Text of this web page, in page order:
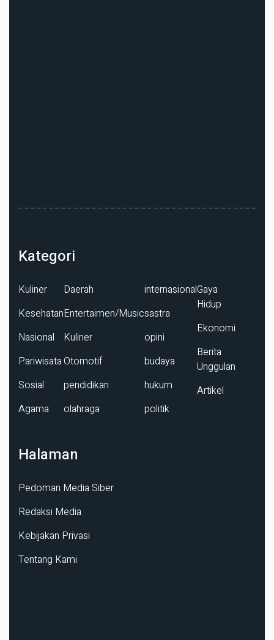
Kategori
Kuliner
Kesehatan
Nasional
Pariwisata
Sosial
Agama
Daerah
Entertaimen/Music
Kuliner
Otomotif
pendidikan
olahraga
internasional
sastra
opini
budaya
hukum
politik
Gaya
Hidup
Ekonomi
Berita
Unggulan
Artikel
Halaman
Pedoman Media Siber
Redaksi Media
Kebijakan Privasi
Tentang Kami